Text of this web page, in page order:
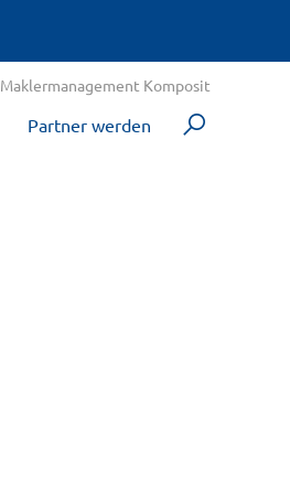
Maklermanagement Komposit
Partner werden